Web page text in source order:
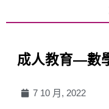
成人教育—數
7 10 月, 2022